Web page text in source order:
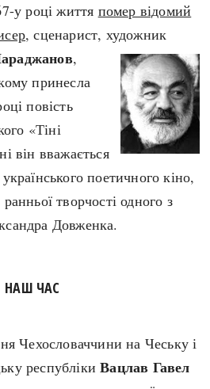
у році життя помер відомий
, сценарист, художник
,
принесла
повість
«Тіні
він вважається
поетичного кіно,
творчості одного з
Довженка.
НАШ ЧАС
Чехословаччини на Чеську і
республікиВацлав Гавел